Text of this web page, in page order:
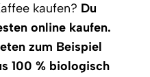
kaufen? Du
online kaufen.
zum Beispiel
100 % biologisch